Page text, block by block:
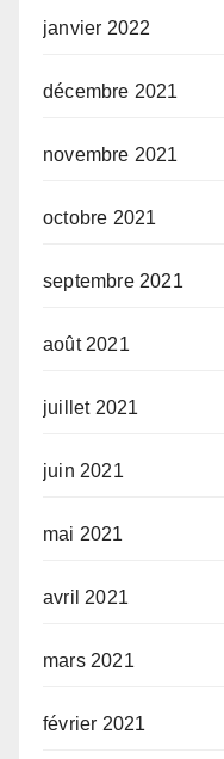
janvier 2022
décembre 2021
novembre 2021
octobre 2021
septembre 2021
août 2021
juillet 2021
juin 2021
mai 2021
avril 2021
mars 2021
février 2021